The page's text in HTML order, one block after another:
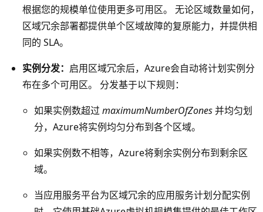
根据您的规模单位使用更多可用区。 无论区域数量如何，
区域冗余部署都提供单个区域故障的复原能力，并提供相
同的 SLA。
实例分发： 启用区域冗余后，Azure会自动将计划实例分
布在多个可用区。 分发基于以下规则：
如果实例数超过 maximumNumberOfZones并均匀划
分，Azure将实例均匀分布到各个区域。
如果实例数不相等，Azure将剩余实例分布到剩余区
域。
当应用服务平台为区域冗余的应用服务计划分配实例